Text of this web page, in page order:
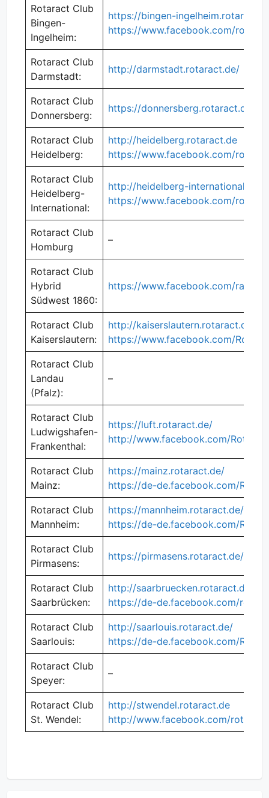
Rotaract Club
Bingen-
Ingelheim:
https://bingen-
https://www.facebook.com/
Rotaract Club
Darmstadt:
http://darmstadt.rotaract.de/
Rotaract Club
Donnersberg:
https://donnersberg.rotaract.de/
Rotaract Club
Heidelberg:
http://heidelberg.rotaract.de
https://www.facebook.com/
Rotaract Club
Heidelberg-
International:
http://heidelberg-
https://www.facebook.com/
Rotaract Club
Homburg
–
Rotaract Club
Hybrid
Südwest 1860:
https://www.facebook.com/
Rotaract Club
Kaiserslautern:
http://kaiserslautern.rotaract.de
https://www.facebook.com/
Rotaract Club
Landau
(Pfalz):
–
Rotaract Club
Ludwigshafen-
Frankenthal:
https://luft.rotaract.de/
http://www.facebook.com/
Rotaract Club
Mainz:
https://mainz.rotaract.de/
https://de-de.facebook.com/
Rotaract Club
Mannheim:
https://mannheim.rotaract.de/
https://de-de.facebook.com/
Rotaract Club
Pirmasens:
https://pirmasens.rotaract.de/
Rotaract Club
Saarbrücken:
http://saarbruecken.rotaract.de
https://de-de.facebook.com/
Rotaract Club
Saarlouis:
http://saarlouis.rotaract.de/
https://de-de.facebook.com/
Rotaract Club
Speyer:
–
Rotaract Club
St. Wendel:
http://stwendel.rotaract.de
http://www.facebook.com/